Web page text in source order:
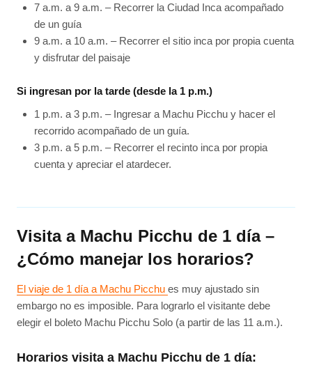
7 a.m. a 9 a.m. – Recorrer la Ciudad Inca acompañado
de un guía
9 a.m. a 10 a.m. – Recorrer el sitio inca por propia cuenta
y disfrutar del paisaje
Si ingresan por la tarde (desde la 1 p.m.)
1 p.m. a 3 p.m. – Ingresar a Machu Picchu y hacer el
recorrido acompañado de un guía.
3 p.m. a 5 p.m. – Recorrer el recinto inca por propia
cuenta y apreciar el atardecer.
Visita a Machu Picchu de 1 día –
¿Cómo manejar los horarios?
El viaje de 1 día a Machu Picchues muy ajustado sin
embargo no es imposible. Para lograrlo el visitante debe
elegir el boleto Machu Picchu Solo (a partir de las 11 a.m.).
Horarios visita a Machu Picchu de 1 día: